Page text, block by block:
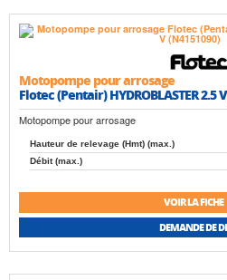
Motopompe pour arrosage
Flotec (Pentair) HYDROBLASTER 2.5
Motopompe pour arrosage
Hauteur de relevage (Hmt) (max.)
Débit (max.)
VOIR LA FICHE
DEMANDE DE